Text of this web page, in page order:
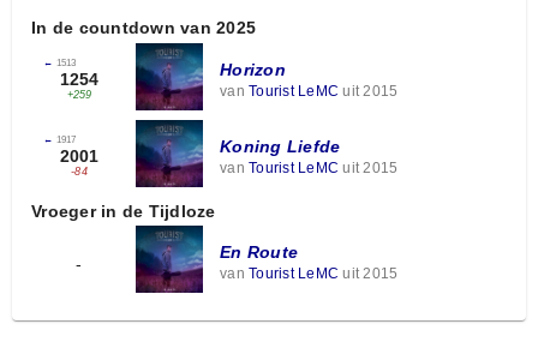
In de countdown van 2025
← 1513
1254
+259
Horizon
van Tourist LeMC uit 2015
← 1917
2001
-84
Koning Liefde
van Tourist LeMC uit 2015
Vroeger in de Tijdloze
-
En Route
van Tourist LeMC uit 2015